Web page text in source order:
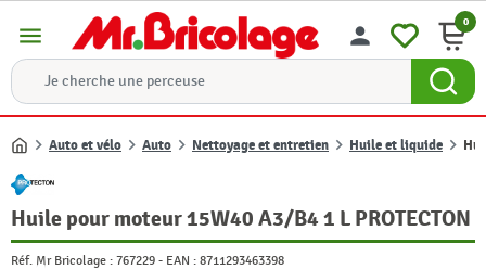
menu person 0
Accueil
Auto et vélo Auto Nettoyage et entretien Huile et liquide
Huile pour moteur 15W40 A3/B4 1 L PROTECTON
Réf. Mr Bricolage : 767229 - EAN : 8711293463398